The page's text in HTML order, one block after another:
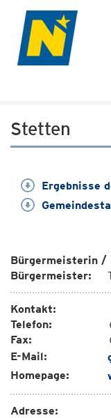
Stetten
Ergebnisse
Bürgermeisterin /
Bürgermeister:
Kontakt:
Telefon:
Fax:
E-Mail:
Homepage:
Adresse: